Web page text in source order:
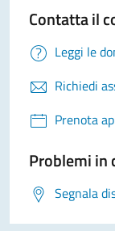
Contatta il
Leggi le
Richiedi
Prenota
Problemi in
Segnala